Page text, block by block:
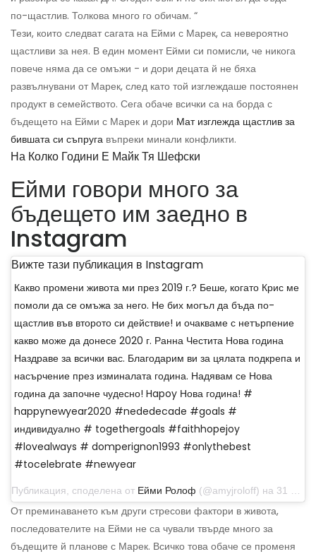
по-щастлив. Толкова много го обичам. “
Тези, които следват сагата на Ейми с Марек, са невероятно
щастливи за нея. В един момент Ейми си помисли, че никога
повече няма да се омъжи - и дори децата й не бяха
развълнувани от Марек, след като той изглеждаше постоянен
продукт в семейството. Сега обаче всички са на борда с
бъдещето на Ейми с Марек и дори Мат изглежда щастлив за
бившата си съпруга въпреки минали конфликти.
На Колко Години Е Майк Тя Шефски
Ейми говори много за
бъдещето им заедно в
Instagram
Вижте тази публикация в Instagram
Какво промени живота ми през 2019 г.? Беше, когато Крис ме
помоли да се омъжа за него. Не бих могъл да бъда по-
щастлив във второто си действие! и очакваме с нетърпение
какво може да донесе 2020 г. Ранна Честита Нова година
Наздраве за всички вас. Благодарим ви за цялата подкрепа и
насърчение през изминалата година. Надявам се Нова
година да започне чудесно! Hapoy Нова година! #
happynewyear2020 #nededecade #goals #
индивидуално # togethergoals #faithhopejoy
#lovealways # domperignon1993 #onlythebest
#tocelebrate #newyear
Публикация, споделена от Ейми Ролоф (@amyjroloff) на 31 декември 2019 г. в 18:56 ч. PST
От преминаването към други стресови фактори в живота,
последователите на Ейми не са чували твърде много за
бъдещите й планове с Марек. Всичко това обаче се променя